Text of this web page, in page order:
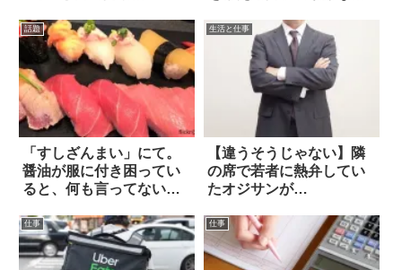
話題
「すしざんまい」にて。
醤油が服に付き困ってい
ると、何も言ってないの
生活と仕事
【違うそうじゃない】隣
の席で若者に熱弁してい
たオジサンが…
仕事 仕事